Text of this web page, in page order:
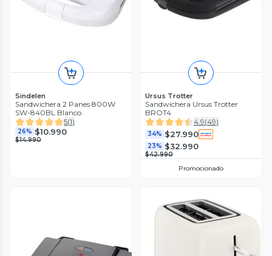
Sindelen
Sandwichera 2 Panes 800W
SW-840BL Blanco
5(1)
26% $10.990
$14.990
Ursus Trotter
Sandwichera Ursus Trotter
BROT4
4.9(49)
34% $27.990
23% $32.990
$42.990
Promocionado